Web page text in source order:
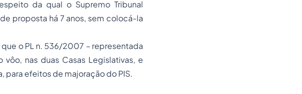
da qual o Supremo Tribunal
proposta há 7 anos, sem colocá-la
o PL n. 536/2007 – representada
nas duas Casas Legislativas, e
para efeitos de majoração do PIS.